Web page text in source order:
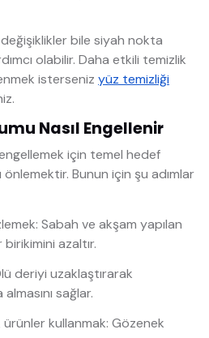
bile siyah nokta
olabilir. Daha etkili temizlik
isterseniz yüz temizliği
Nasıl Engellenir
için temel hedef
önlemektir. Bunun için şu adımlar
Sabah ve akşam yapılan
azaltır.
deriyi uzaklaştırarak
sağlar.
kullanmak: Gözenek